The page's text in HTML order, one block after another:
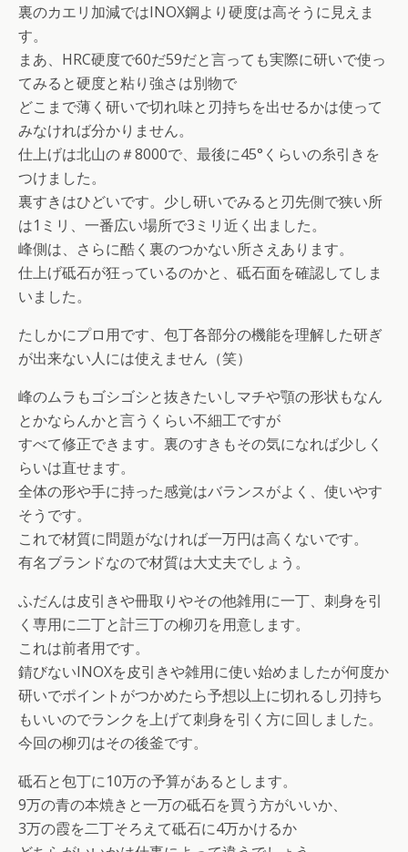
裏のカエリ加減ではINOX鋼より硬度は高そうに見えま
す。
まあ、HRC硬度で60だ59だと言っても実際に研いで使っ
てみると硬度と粘り強さは別物で
どこまで薄く研いで切れ味と刃持ちを出せるかは使って
みなければ分かりません。
仕上げは北山の＃8000で、最後に45°くらいの糸引きを
つけました。
裏すきはひどいです。少し研いでみると刃先側で狭い所
は1ミリ、一番広い場所で3ミリ近く出ました。
峰側は、さらに酷く裏のつかない所さえあります。
仕上げ砥石が狂っているのかと、砥石面を確認してしま
いました。
たしかにプロ用です、包丁各部分の機能を理解した研ぎ
が出来ない人には使えません（笑）
峰のムラもゴシゴシと抜きたいしマチや顎の形状もなん
とかならんかと言うくらい不細工ですが
すべて修正できます。裏のすきもその気になれば少しく
らいは直せます。
全体の形や手に持った感覚はバランスがよく、使いやす
そうです。
これで材質に問題がなければ一万円は高くないです。
有名ブランドなので材質は大丈夫でしょう。
ふだんは皮引きや冊取りやその他雑用に一丁、刺身を引
く専用に二丁と計三丁の柳刃を用意します。
これは前者用です。
錆びないINOXを皮引きや雑用に使い始めましたが何度か
研いでポイントがつかめたら予想以上に切れるし刃持ち
もいいのでランクを上げて刺身を引く方に回しました。
今回の柳刃はその後釜です。
砥石と包丁に10万の予算があるとします。
9万の青の本焼きと一万の砥石を買う方がいいか、
3万の霞を二丁そろえて砥石に4万かけるか